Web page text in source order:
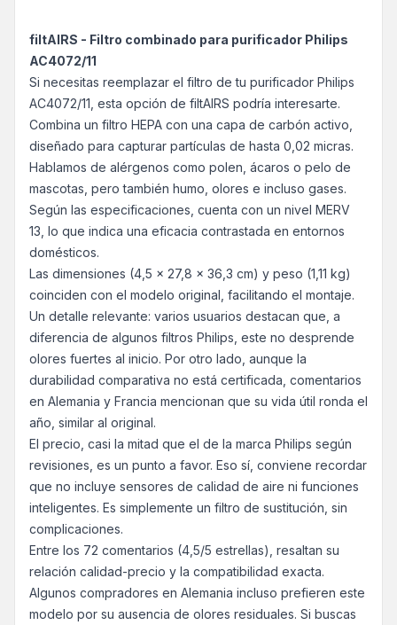
filtAIRS - Filtro combinado para purificador Philips
AC4072/11
Si necesitas reemplazar el filtro de tu purificador Philips
AC4072/11, esta opción de filtAIRS podría interesarte.
Combina un filtro HEPA con una capa de carbón activo,
diseñado para capturar partículas de hasta 0,02 micras.
Hablamos de alérgenos como polen, ácaros o pelo de
mascotas, pero también humo, olores e incluso gases.
Según las especificaciones, cuenta con un nivel MERV
13, lo que indica una eficacia contrastada en entornos
domésticos.
Las dimensiones (4,5 x 27,8 x 36,3 cm) y peso (1,11 kg)
coinciden con el modelo original, facilitando el montaje.
Un detalle relevante: varios usuarios destacan que, a
diferencia de algunos filtros Philips, este no desprende
olores fuertes al inicio. Por otro lado, aunque la
durabilidad comparativa no está certificada, comentarios
en Alemania y Francia mencionan que su vida útil ronda el
año, similar al original.
El precio, casi la mitad que el de la marca Philips según
revisiones, es un punto a favor. Eso sí, conviene recordar
que no incluye sensores de calidad de aire ni funciones
inteligentes. Es simplemente un filtro de sustitución, sin
complicaciones.
Entre los 72 comentarios (4,5/5 estrellas), resaltan su
relación calidad-precio y la compatibilidad exacta.
Algunos compradores en Alemania incluso prefieren este
modelo por su ausencia de olores residuales. Si buscas